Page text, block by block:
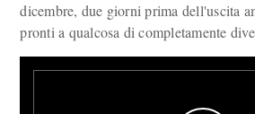
dicembre, due giorni prima dell'uscita
pronti a qualcosa di completamente